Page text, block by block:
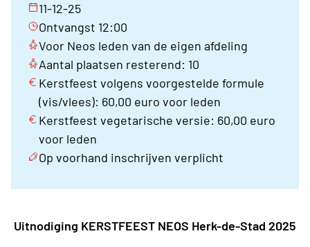
11-12-25
Ontvangst 12:00
Voor Neos leden van de eigen afdeling
Aantal plaatsen resterend: 10
Kerstfeest volgens voorgestelde formule
(vis/vlees): 60,00 euro voor leden
Kerstfeest vegetarische versie: 60,00 euro
voor leden
Op voorhand inschrijven verplicht
Uitnodiging KERSTFEEST NEOS Herk-de-Stad 2025